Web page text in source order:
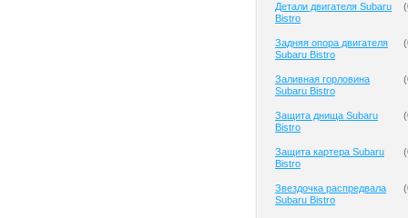
Детали двигателя Subaru
Bistro
(
Задняя опора двигателя
Subaru Bistro
(
Заливная горловина
Subaru Bistro
(
Защита днища Subaru
Bistro
(
Защита картера Subaru
Bistro
(
Звездочка распредвала
Subaru Bistro
(